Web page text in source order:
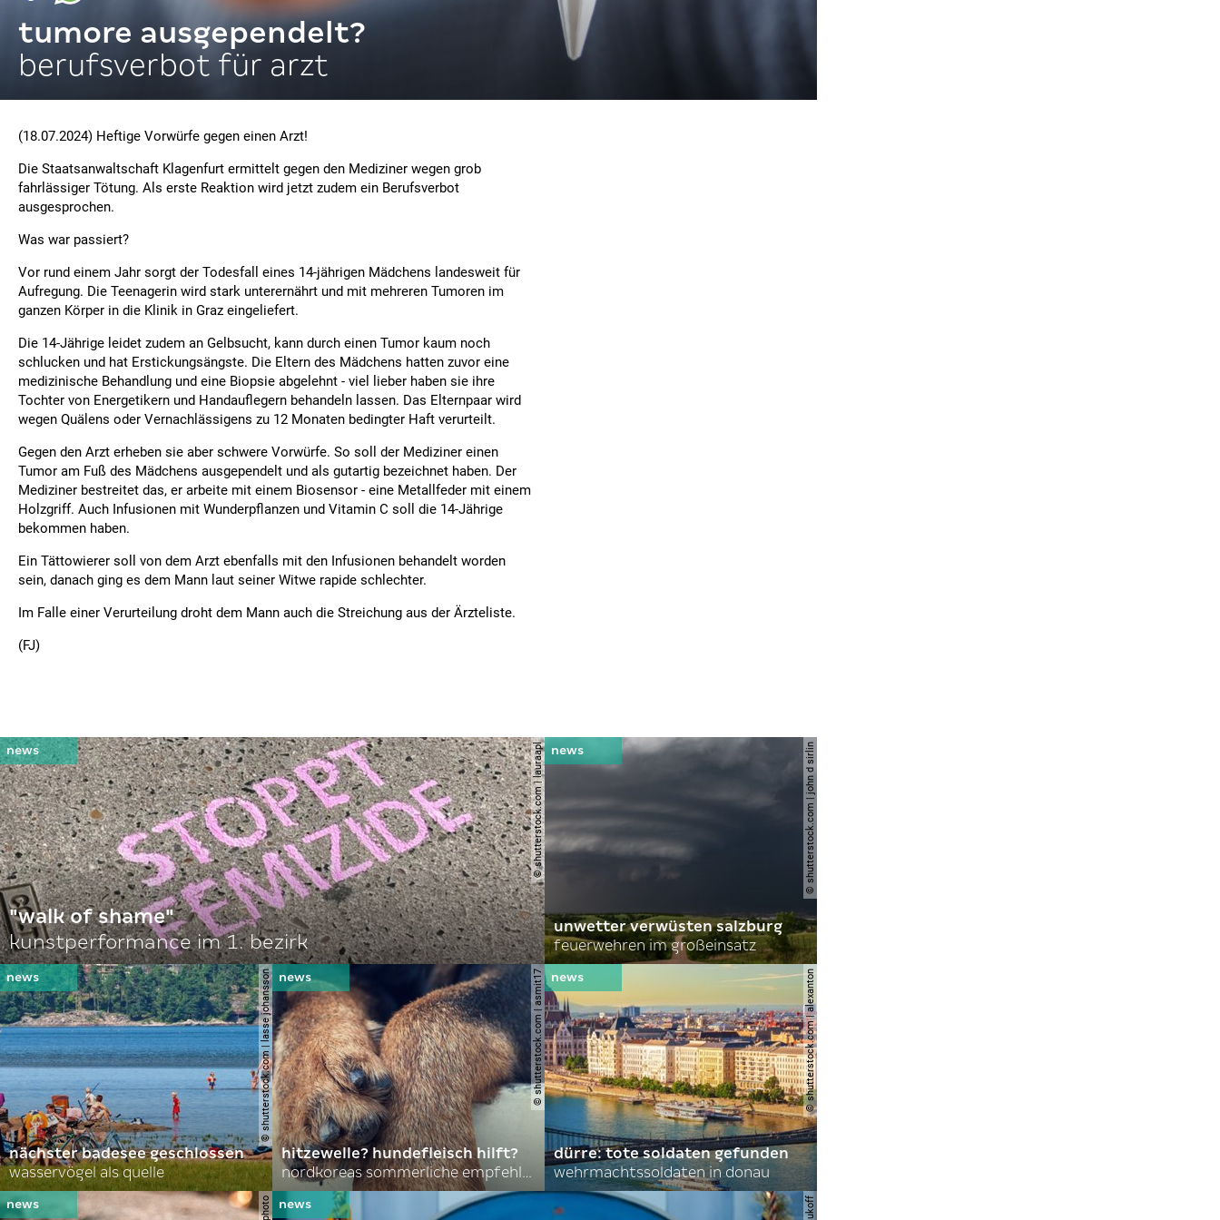
tumore ausgependelt?
berufsverbot für arzt
(18.07.2024) Heftige Vorwürfe gegen einen Arzt!
Die Staatsanwaltschaft Klagenfurt ermittelt gegen den Mediziner wegen grob
fahrlässiger Tötung. Als erste Reaktion wird jetzt zudem ein Berufsverbot
ausgesprochen.
Was war passiert?
Vor rund einem Jahr sorgt der Todesfall eines 14-jährigen Mädchens landesweit für
Aufregung. Die Teenagerin wird stark unterernährt und mit mehreren Tumoren im
ganzen Körper in die Klinik in Graz eingeliefert.
Die 14-Jährige leidet zudem an Gelbsucht, kann durch einen Tumor kaum noch
schlucken und hat Erstickungsängste. Die Eltern des Mädchens hatten zuvor eine
medizinische Behandlung und eine Biopsie abgelehnt - viel lieber haben sie ihre
Tochter von Energetikern und Handauflegern behandeln lassen. Das Elternpaar wird
wegen Quälens oder Vernachlässigens zu 12 Monaten bedingter Haft verurteilt.
Gegen den Arzt erheben sie aber schwere Vorwürfe. So soll der Mediziner einen
Tumor am Fuß des Mädchens ausgependelt und als gutartig bezeichnet haben. Der
Mediziner bestreitet das, er arbeite mit einem Biosensor - eine Metallfeder mit einem
Holzgriff. Auch Infusionen mit Wunderpflanzen und Vitamin C soll die 14-Jährige
bekommen haben.
Ein Tättowierer soll von dem Arzt ebenfalls mit den Infusionen behandelt worden
sein, danach ging es dem Mann laut seiner Witwe rapide schlechter.
Im Falle einer Verurteilung droht dem Mann auch die Streichung aus der Ärzteliste.
(FJ)
© shutterstock.com | lauraapl
"walk of shame"
kunstperformance im 1. bezirk
© shutterstock.com | john d sirlin
unwetter verwüsten salzburg
feuerwehren im großeinsatz
© shutterstock.com | lasse johansson
nächster badesee geschlossen
wasservögel als quelle
© shutterstock.com | asmit17
hitzewelle? hundefleisch hilft?
nordkoreas sommerliche empfehlungen
© shutterstock.com | alexanton
dürre: tote soldaten gefunden
wehrmachtssoldaten in donau